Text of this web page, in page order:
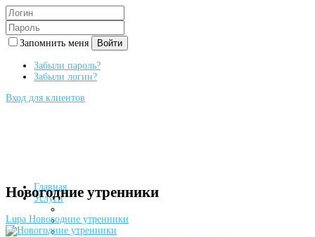
Запомнить меня Войти
Забыли пароль?
Забыли логин?
Вход для клиентов
Главная
Услуги
Новогодние утренники
Lupa Новогодние утренники